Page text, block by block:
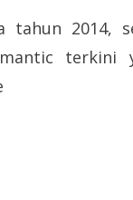
tahun 2014,
terkini